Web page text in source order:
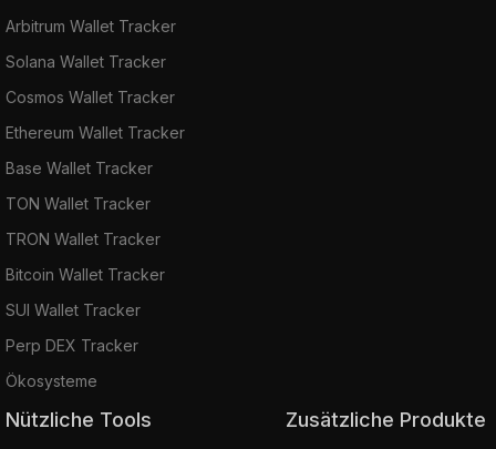
Arbitrum Wallet Tracker
Solana Wallet Tracker
Cosmos Wallet Tracker
Ethereum Wallet Tracker
Base Wallet Tracker
TON Wallet Tracker
TRON Wallet Tracker
Bitcoin Wallet Tracker
SUI Wallet Tracker
Perp DEX Tracker
Ökosysteme
Nützliche Tools Zusätzliche Produkte